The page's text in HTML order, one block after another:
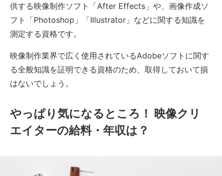
供する映像制作ソフト「After Effects」や、画像作成ソ
フト「Photoshop」「Illustrator」などに関する知識を
測定する資格です。
映像制作業界で広く使用されているAdobeソフトに関す
る全般知識を証明できる資格のため、取得しておいて損
はないでしょう。
やっぱり気になるところ！ 映像クリ
エイターの給料・年収は？